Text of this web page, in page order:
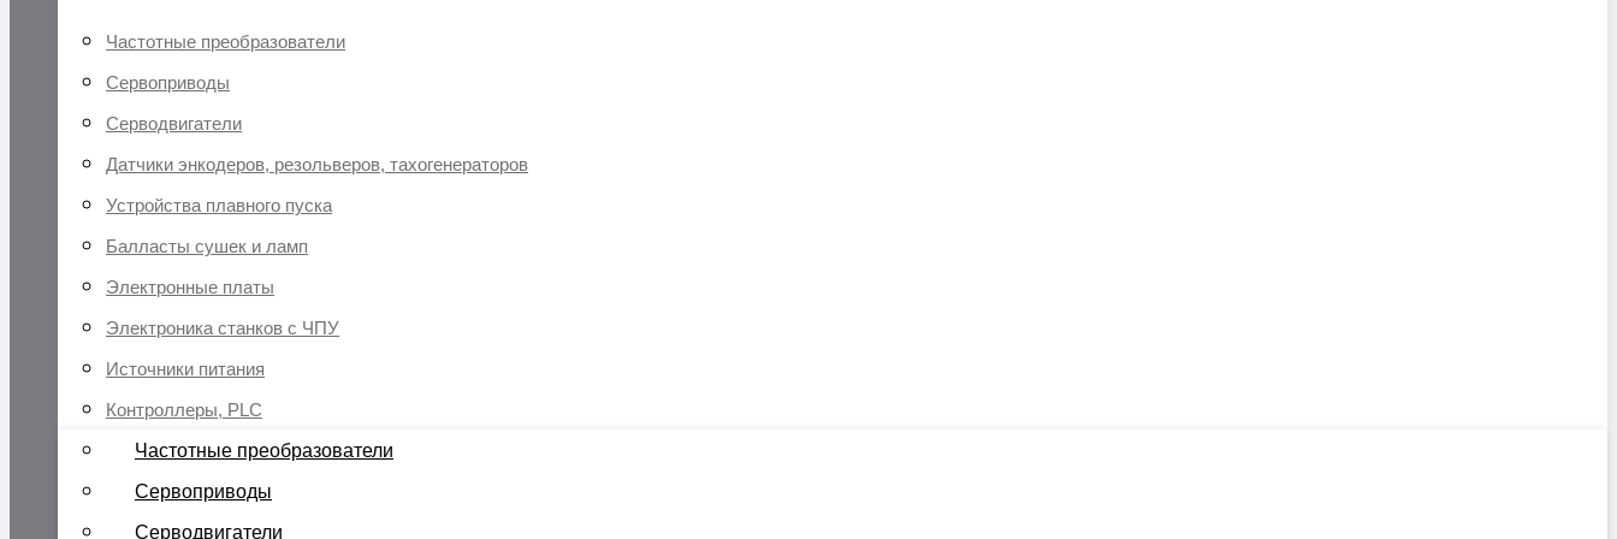
Частотные преобразователи
Сервоприводы
Серводвигатели
Датчики энкодеров, резольверов, тахогенераторов
Устройства плавного пуска
Балласты сушек и ламп
Электронные платы
Электроника станков с ЧПУ
Источники питания
Контроллеры, PLC
Частотные преобразователи
Сервоприводы
Серводвигатели